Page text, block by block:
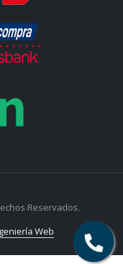
Reservados.
Web